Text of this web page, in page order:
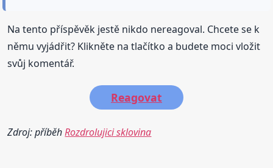
Na tento příspěvěk jestě nikdo nereagoval. Chcete se k
němu vyjádřit? Klikněte na tlačítko a budete moci vložit
svůj komentář.
Reagovat
Zdroj: příběhRozdrolujici sklovina